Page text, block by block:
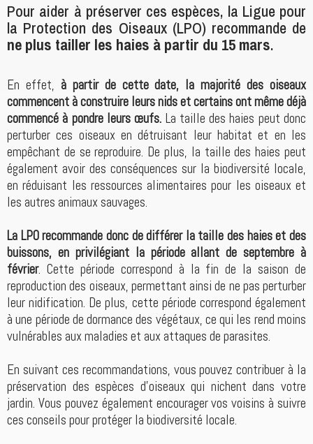
Pour aider à préserver ces espèces, la Ligue pour
la Protection des Oiseaux (LPO) recommande de
ne plus tailler les haies à partir du 15 mars.
En effet, à partir de cette date, la majorité des oiseaux
commencent à construire leurs nids et certains ont même déjà
commencé à pondre leurs œufs. La taille des haies peut donc
perturber ces oiseaux en détruisant leur habitat et en les
empêchant de se reproduire. De plus, la taille des haies peut
également avoir des conséquences sur la biodiversité locale,
en réduisant les ressources alimentaires pour les oiseaux et
les autres animaux sauvages.
La LPO recommande donc de différer la taille des haies et des
buissons, en privilégiant la période allant de septembre à
février. Cette période correspond à la fin de la saison de
reproduction des oiseaux, permettant ainsi de ne pas perturber
leur nidification. De plus, cette période correspond également
à une période de dormance des végétaux, ce qui les rend moins
vulnérables aux maladies et aux attaques de parasites.
En suivant ces recommandations, vous pouvez contribuer à la
préservation des espèces d'oiseaux qui nichent dans votre
jardin. Vous pouvez également encourager vos voisins à suivre
ces conseils pour protéger la biodiversité locale.